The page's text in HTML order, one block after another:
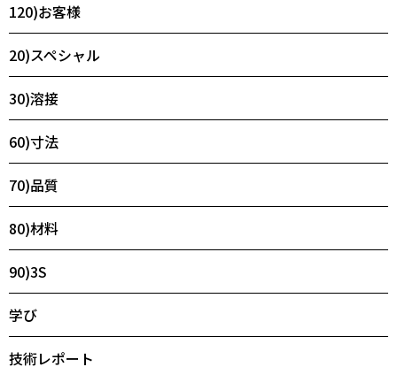
120)お客様
20)スペシャル
30)溶接
60)寸法
70)品質
80)材料
90)3S
学び
技術レポート